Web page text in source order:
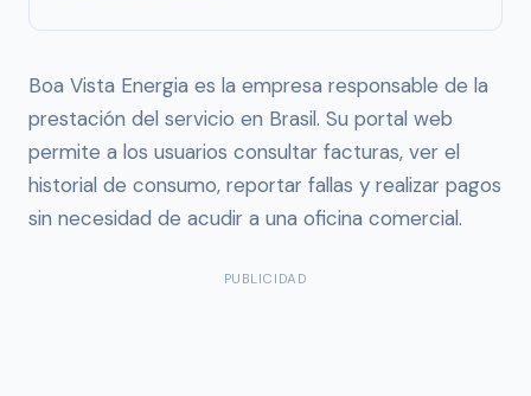
Boa Vista Energia es la empresa responsable de la
prestación del servicio en Brasil. Su portal web
permite a los usuarios consultar facturas, ver el
historial de consumo, reportar fallas y realizar pagos
sin necesidad de acudir a una oficina comercial.
PUBLICIDAD